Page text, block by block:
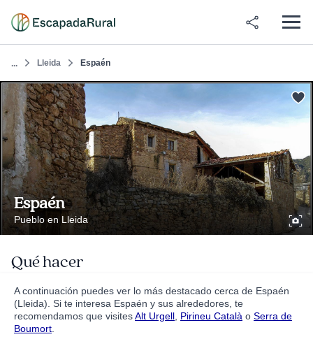
... Lleida Espaén
Espaén
Pueblo en Lleida
Qué hacer
A continuación puedes ver lo más destacado cerca de Espaén
(Lleida). Si te interesa Espaén y sus alrededores, te
recomendamos que visitesAlt Urgell Pirineu Català o Serra de
Boumort